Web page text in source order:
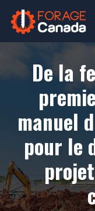
De la
manuel
pour le